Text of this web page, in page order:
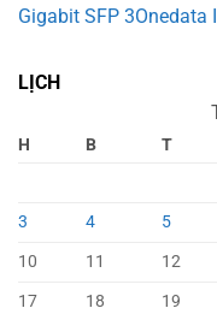
Gigabit SFP 3Onedata
LỊCH
H B T
3
4 5
10
11 12
17
18 19